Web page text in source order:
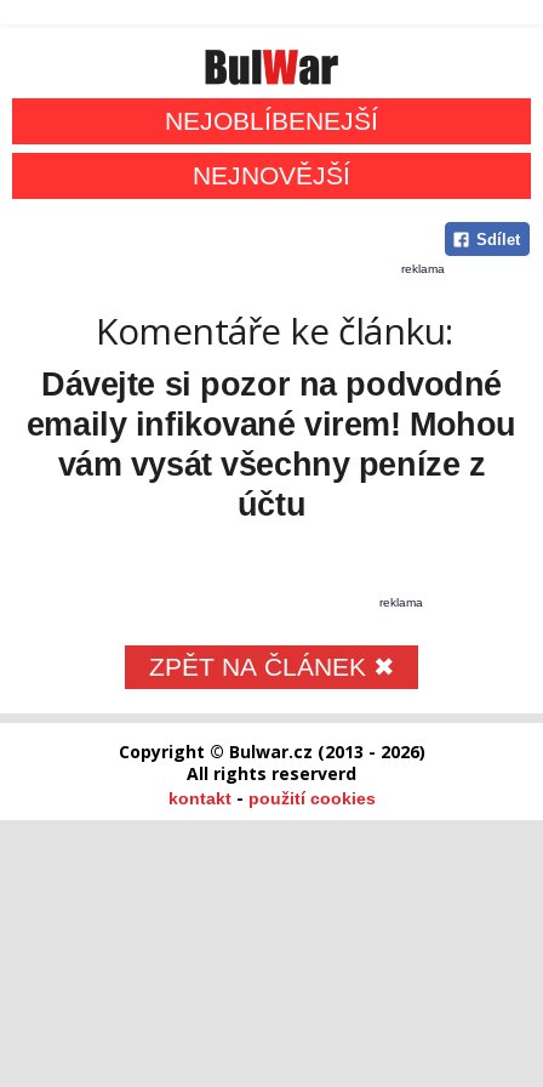
NEJOBLÍBENEJŠÍ
NEJNOVĚJŠÍ
Sdílet
reklama
Komentáře ke článku:
Dávejte si pozor na podvodné
emaily infikované virem! Mohou
vám vysát všechny peníze z
účtu
reklama
ZPĚT NA ČLÁNEK ✖
Copyright © Bulwar.cz (2013 - 2026)
All rights reserverd
kontakt- použití cookies